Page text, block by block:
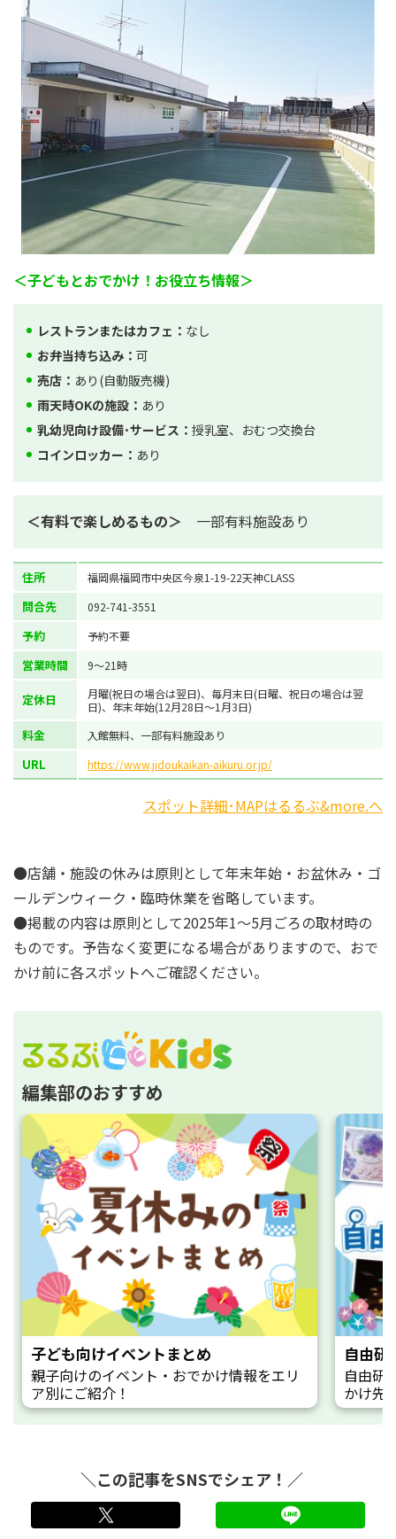
＜子どもとおでかけ！お役立ち情報＞
レストランまたはカフェ： なし
お弁当持ち込み： 可
売店： あり(自動販売機)
雨天時OKの施設： あり
乳幼児向け設備･サービス： 授乳室、おむつ交換台
コインロッカー： あり
＜有料で楽しめるもの＞ 一部有料施設あり
住所 福岡県福岡市中央区今泉1-19-22天神CLASS
問合先 092-741-3551
予約 予約不要
営業時間 9～21時
定休日
月曜(祝日の場合は翌日)、毎月末日(日曜、祝日の場合は翌
日)、年末年始(12月28日～1月3日)
料金 入館無料、一部有料施設あり
URL https://www.jidoukaikan-aikuru.or.jp/
スポット詳細･MAPはるるぶ&more.へ
●店舗・施設の休みは原則として年末年始・お盆休み・ゴ
ールデンウィーク・臨時休業を省略しています。
●掲載の内容は原則として2025年1～5月ごろの取材時の
ものです。予告なく変更になる場合がありますので、おで
かけ前に各スポットへご確認ください。
編集部のおすすめ
子ども向けイベントまとめ
親子向けのイベント・おでかけ情報をエリ
ア別にご紹介！
自由研
自由研
かけ先
＼この記事をSNSでシェア！／